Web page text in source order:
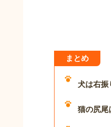
まとめ
犬は右振
猫の尻尾